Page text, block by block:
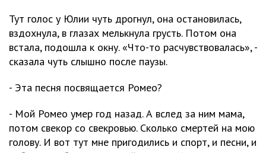
Тут голос у Юлии чуть дрогнул, она остановилась,
вздохнула, в глазах мелькнула грусть. Потом она
встала, подошла к окну. «Что-то расчувствовалась», -
сказала чуть слышно после паузы.
- Эта песня посвящается Ромео?
- Мой Ромео умер год назад. А вслед за ним мама,
потом свекор со свекровью. Сколько смертей на мою
голову. И вот тут мне пригодились и спорт, и песни, и